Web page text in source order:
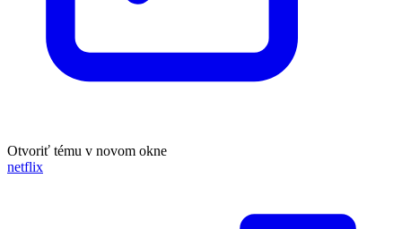
Otvoriť tému v novom okne
netflix